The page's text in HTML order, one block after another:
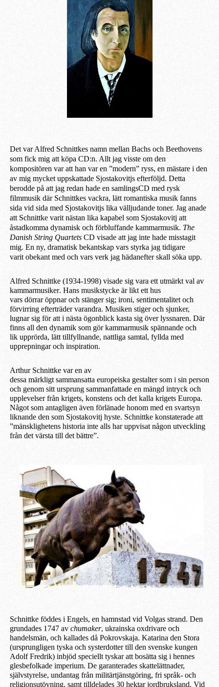
Det var Alfred Schnittkes namn mellan Bachs och Beethovens
som fick mig att köpa CD:n. Allt jag visste om den
kompositören var att han var en ”modern” ryss, en mästare i den
av mig mycket uppskattade Sjostakovitjs efterföljd. Detta
berodde på att jag redan hade en samlingsCD med rysk
filmmusik där Schnittkes vackra, lätt romantiska musik fanns
sida vid sida med Sjostakovitjs lika välljudande toner. Jag anade
att Schnittke varit nästan lika kapabel som Sjostakovitj att
åstadkomma dynamisk och förbluffande kammarmusik. The
Danish String Quartets CD visade att jag inte hade misstagit
mig. En ny, dramatisk bekantskap vars styrka jag tidigare
varit obekantmed och vars verk jag hädanefterskall söka upp.
Alfred Schnittke (1934-1998) visade sig vara ett utmärkt val av
kammarmusiker. Hans musikstycke ärlikt ett hus
vars dörraröppnar och stänger sig; ironi, sentimentalitet och
förvirring efterträder varandra. Musiken stiger och sjunker,
lugnar sig för att i nästa ögonblick kasta sig över lyssnaren. Där
finns all den dynamik som gör kammarmusik spännande och
lik upprörda, lätt tillfyllnande, nattliga samtal, fyllda med
upprepningar och inspiration.
Arthur Schnittke var en av
dessa märkligtsammansatta europeiska gestaltersom i sin person
och genom sitt ursprung sammanfattade en mängd intryck och
upplevelser från krigets, konstens och det kalla krigets Europa.
Något som antagligen även förlänade honom med en svartsyn
liknande den som Sjostakovitj hyste. Schnittke konstaterade att
”mänsklighetens historia inte alls har uppvisat någon utveckling
från det värsta till det bättre”.
Schnittke föddes i Engels, en hamnstad vid Volgas strand. Den
grundades 1747 av chumaker, ukrainska oxdrivare och
handelsmän, och kallades då Pokrovskaja. Katarina den Stora
(ursprungligen tyska och systerdotter till den svenske kungen
Adolf Fredrik) inbjöd speciellt tyskar att bosätta sig i hennes
glesbefolkade imperium. De garanterades skattelättnader,
självstyrelse, undantag från militärtjänstgöring, fri språk- och
religionsutövning, samt tilldelades 30 hektar jordbruksland. Vid